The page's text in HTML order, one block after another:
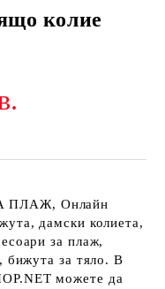
колие
Онлайн
дамски колиета,
за плаж,
бижута за тяло. В
можете да